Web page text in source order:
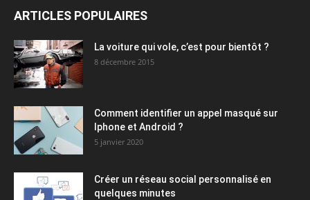
ARTICLES POPULAIRES
La voiture qui vole, c’est pour bientôt ?
8 décembre 2015
Comment identifier un appel masqué sur
Iphone et Android ?
5 janvier 2020
Créer un réseau social personnalisé en
quelques minutes